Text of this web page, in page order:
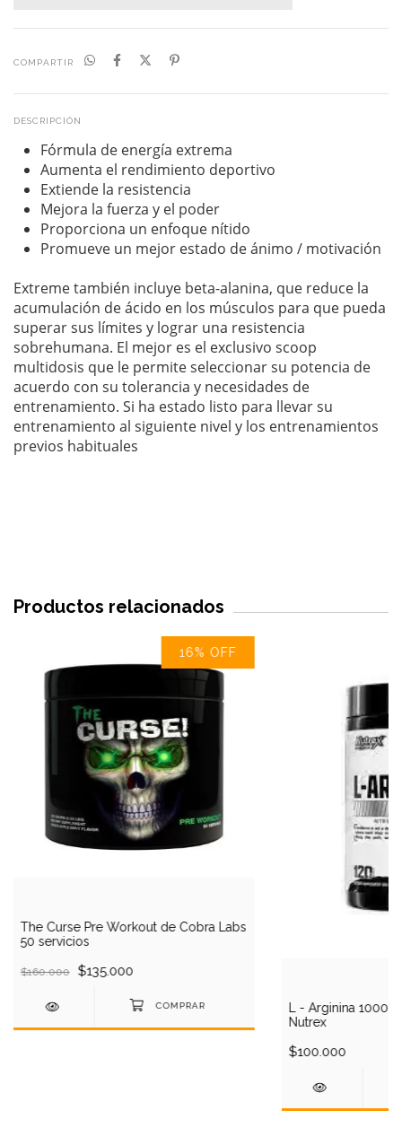
COMPARTIR
DESCRIPCIÓN
Fórmula de energía extrema
Aumenta el rendimiento deportivo
Extiende la resistencia
Mejora la fuerza y ​​el poder
Proporciona un enfoque nítido
Promueve un mejor estado de ánimo / motivación
Extreme también incluye beta-alanina, que reduce la
acumulación de ácido en los músculos para que pueda
superar sus límites y lograr una resistencia
sobrehumana. El mejor es el exclusivo scoop
multidosis que le permite seleccionar su potencia de
acuerdo con su tolerancia y necesidades de
entrenamiento. Si ha estado listo para llevar su
entrenamiento al siguiente nivel y los entrenamientos
previos habituales
Productos relacionados
16% OFF
The Curse Pre Workout de Cobra Labs
50 servicios
$160.000 $135.000
L - Arginina 1000
Nutrex
$100.000